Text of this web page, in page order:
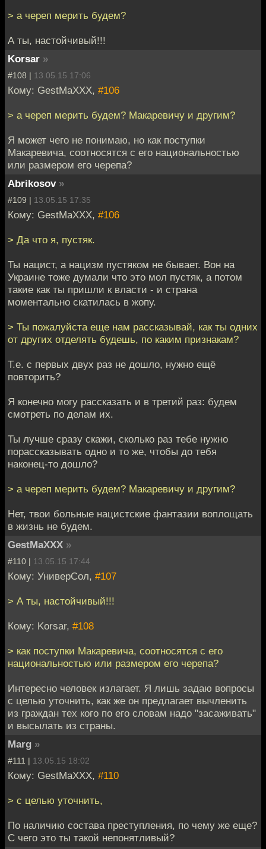
> а череп мерить будем?
А ты, настойчивый!!!
Korsar »
#108 | 13.05.15 17:06
Кому: GestMaXXX, #106
> а череп мерить будем? Макаревичу и другим?
Я может чего не понимаю, но как поступки
Макаревича, соотносятся с его национальностью
или размером его черепа?
Abrikosov »
#109 | 13.05.15 17:35
Кому: GestMaXXX, #106
> Да что я, пустяк.
Ты нацист, а нацизм пустяком не бывает. Вон на
Украине тоже думали что это мол пустяк, а потом
такие как ты пришли к власти - и страна
моментально скатилась в жопу.
> Ты пожалуйста еще нам рассказывай, как ты одних
от других отделять будешь, по каким признакам?
Т.е. с первых двух раз не дошло, нужно ещё
повторить?
Я конечно могу рассказать и в третий раз: будем
смотреть по делам их.
Ты лучше сразу скажи, сколько раз тебе нужно
порассказывать одно и то же, чтобы до тебя
наконец-то дошло?
> а череп мерить будем? Макаревичу и другим?
Нет, твои больные нацистские фантазии воплощать
в жизнь не будем.
GestMaXXX »
#110 | 13.05.15 17:44
Кому: УниверСол, #107
> А ты, настойчивый!!!
Кому: Korsar, #108
> как поступки Макаревича, соотносятся с его
национальностью или размером его черепа?
Интересно человек излагает. Я лишь задаю вопросы
с целью уточнить, как же он предлагает вычленить
из граждан тех кого по его словам надо "засаживать"
и высылать из страны.
Marg »
#111 | 13.05.15 18:02
Кому: GestMaXXX, #110
> с целью уточнить,
По наличию состава преступления, по чему же еще?
С чего это ты такой непонятливый?